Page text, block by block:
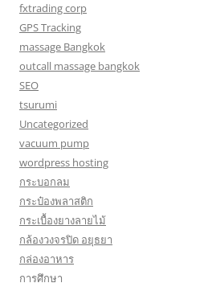
fxtrading corp
GPS Tracking
massage Bangkok
outcall massage bangkok
SEO
tsurumi
Uncategorized
vacuum pump
wordpress hosting
กระบอกลม
กระป๋องพลาสติก
กระเบื้องยางลายไม้
กล้องวงจรปิด อยุธยา
กล่องอาหาร
การศึกษา